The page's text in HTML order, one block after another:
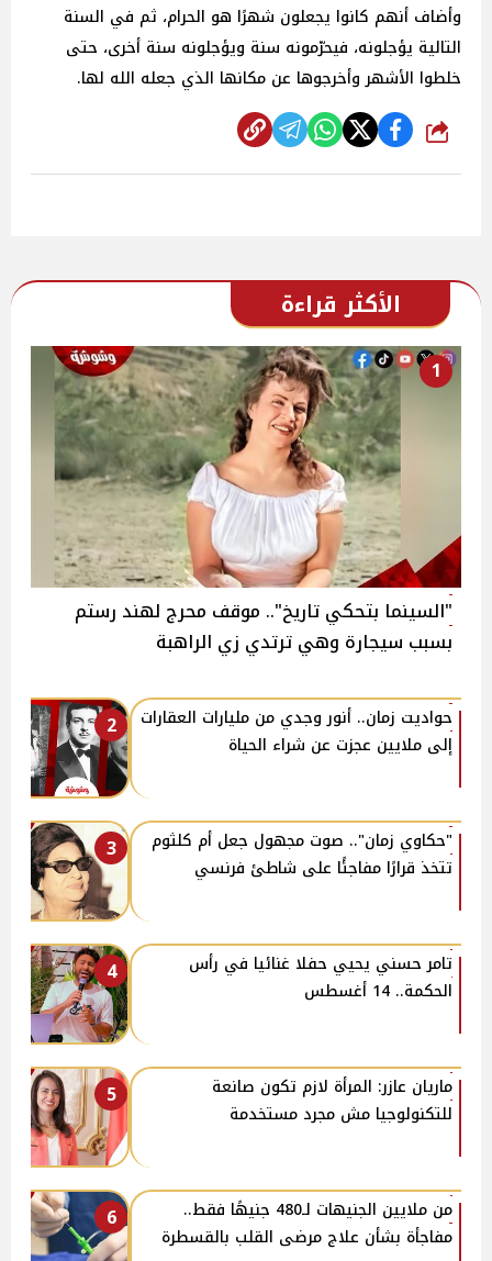
وأضاف أنهم كانوا يجعلون شهرًا هو الحرام، ثم في السنة
التالية يؤجلونه، فيحرّمونه سنة ويؤجلونه سنة أخرى، حتى
خلطوا الأشهر وأخرجوها عن مكانها الذي جعله الله لها.
شارك
الأكثر قراءة
1
"السينما بتحكي تاريخ".. موقف محرج لهند رستم
بسبب سيجارة وهي ترتدي زي الراهبة
2
حواديت زمان.. أنور وجدي من مليارات العقارات
إلى ملايين عجزت عن شراء الحياة
3
"حكاوي زمان".. صوت مجهول جعل أم كلثوم
تتخذ قرارًا مفاجئًا على شاطئ فرنسي
4
تامر حسني يحيي حفلا غنائيا في رأس
الحكمة.. 14 أغسطس
5
ماريان عازر: المرأة لازم تكون صانعة
للتكنولوجيا مش مجرد مستخدمة
6
من ملايين الجنيهات لـ480 جنيهًا فقط..
مفاجأة بشأن علاج مرضى القلب بالقسطرة